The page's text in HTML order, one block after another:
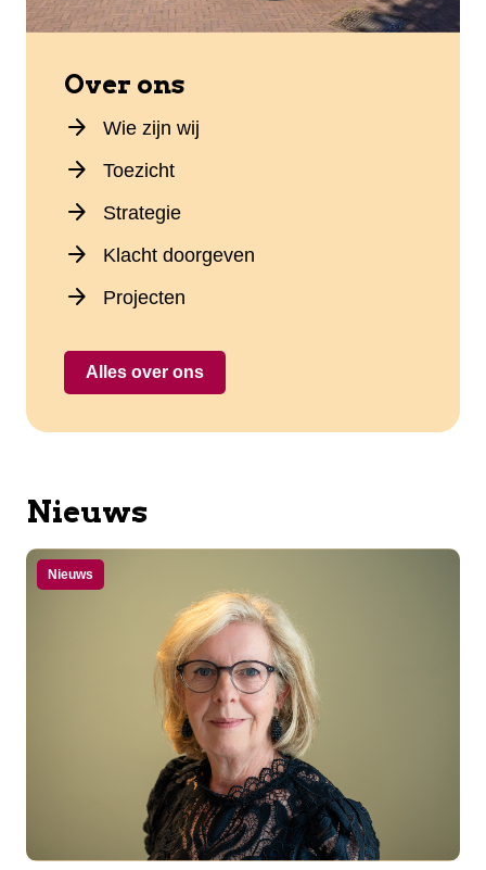
Over ons
arrow_forward Wie zijn wij
arrow_forward Toezicht
arrow_forward Strategie
arrow_forward Klacht doorgeven
arrow_forward Projecten
Alles over ons
Nieuws
Nieuws